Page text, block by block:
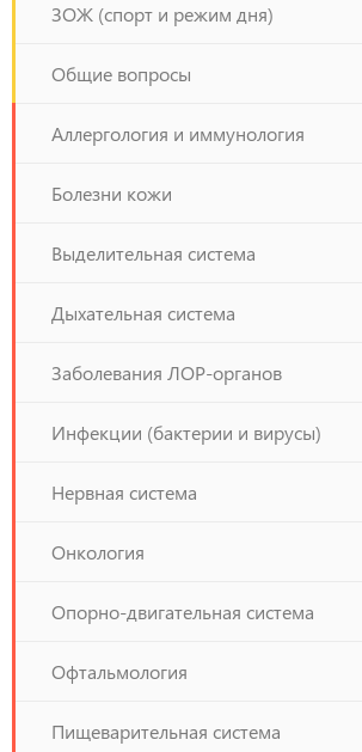
ЗОЖ (спорт и режим дня)
Общие вопросы
Аллергология и иммунология
Болезни кожи
Выделительная система
Дыхательная система
Заболевания ЛОР-органов
Инфекции (бактерии и вирусы)
Нервная система
Онкология
Опорно-двигательная система
Офтальмология
Пищеварительная система